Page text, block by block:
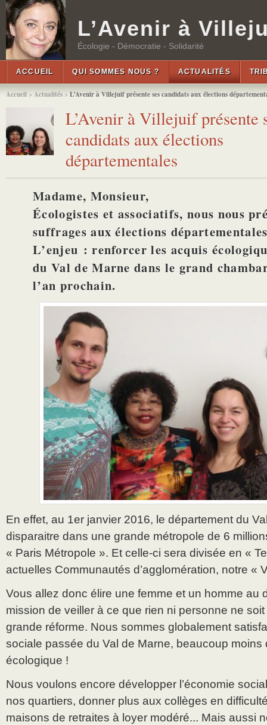
L’Avenir à
Écologie - Démocratie - Solidarité
ACCUEIL QUI SOMMES NOUS ? ACTUALITÉS
Accueil > Actualités > L’Avenir à Villejuif présente ses candidats aux élections
L’Avenir à Villejuif présente
candidats aux élections
départementales
Madame, Monsieur,
Écologistes et associatifs, nous nous
suffrages aux élections
L’enjeu : renforcer les acquis
du Val de Marne dans le grand
l’an prochain.
En effet, au 1er janvier 2016, le département du
disparaitre dans une grande métropole de 6
« Paris Métropole ». Et celle-ci sera divisée en «
actuelles Communautés d’agglomération, notre «
Vous allez donc élire une femme et un homme au
mission de veiller à ce que rien ni personne ne
grande réforme. Nous sommes globalement
sociale passée du Val de Marne, beaucoup moins
écologique !
Nous voulons encore développer l’économie
nos quartiers, donner plus aux collèges en
maisons de retraites à loyer modéré... Mais aussi